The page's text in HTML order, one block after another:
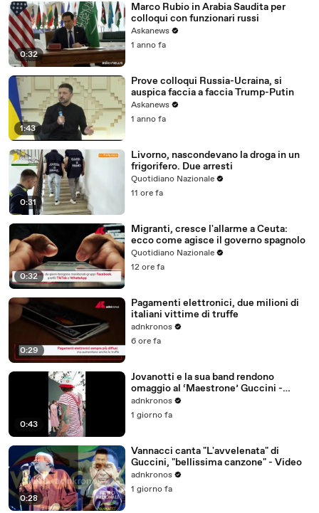
0:32
Marco Rubio in Arabia Saudita per
colloqui con funzionari russi
Askanews
1 anno fa
1:43
Prove colloqui Russia-Ucraina, si
auspica faccia a faccia Trump-Putin
Askanews
1 anno fa
0:31
Livorno, nascondevano la droga in un
frigorifero. Due arresti
Quotidiano Nazionale
11 ore fa
0:32
Migranti, cresce l'allarme a Ceuta:
ecco come agisce il governo spagnolo
Quotidiano Nazionale
12 ore fa
0:29
Pagamenti elettronici, due milioni di
italiani vittime di truffe
adnkronos
6 ore fa
0:43
Jovanotti e la sua band rendono
omaggio al ‘Maestrone’ Guccini -
Video
adnkronos
1 giorno fa
0:28
Vannacci canta "L'avvelenata" di
Guccini, "bellissima canzone" - Video
adnkronos
1 giorno fa